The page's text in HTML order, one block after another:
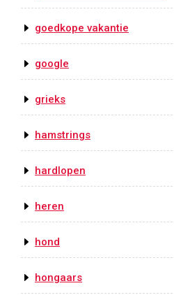
goedkope vakantie
google
grieks
hamstrings
hardlopen
heren
hond
hongaars